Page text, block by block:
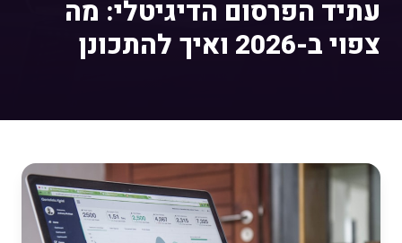
עתיד הפרסום הדיגיטלי: מה
צפוי ב-2026 ואיך להתכונן